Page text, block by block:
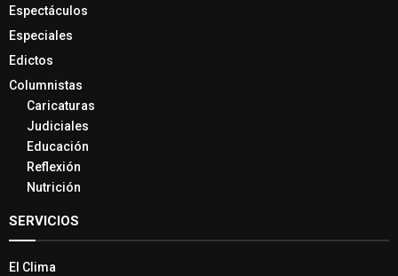
Espectáculos
Especiales
Edictos
Columnistas
Caricaturas
Judiciales
Educación
Reflexión
Nutrición
SERVICIOS
El Clima